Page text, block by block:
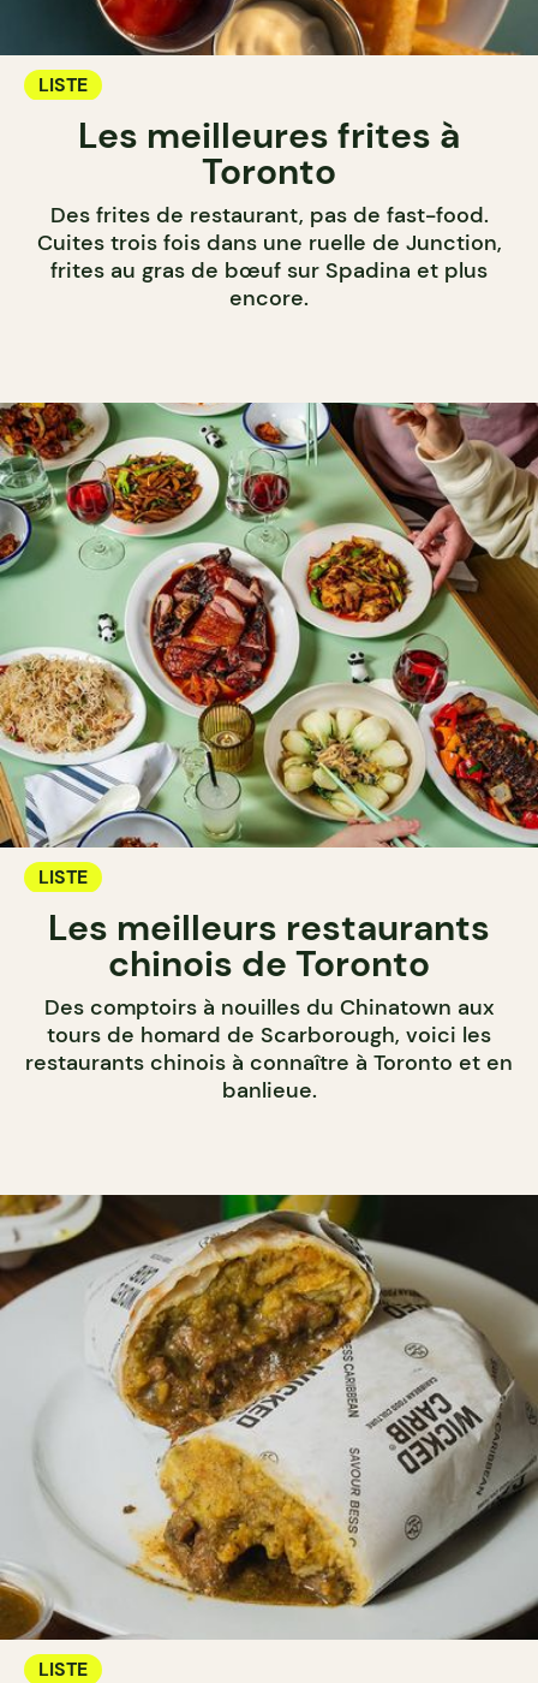
LISTE
Les meilleures frites à
Toronto
Des frites de restaurant, pas de fast-food.
Cuites trois fois dans une ruelle de Junction,
frites au gras de bœuf sur Spadina et plus
encore.
LISTE
Les meilleurs restaurants
chinois de Toronto
Des comptoirs à nouilles du Chinatown aux
tours de homard de Scarborough, voici les
restaurants chinois à connaître à Toronto et en
banlieue.
LISTE